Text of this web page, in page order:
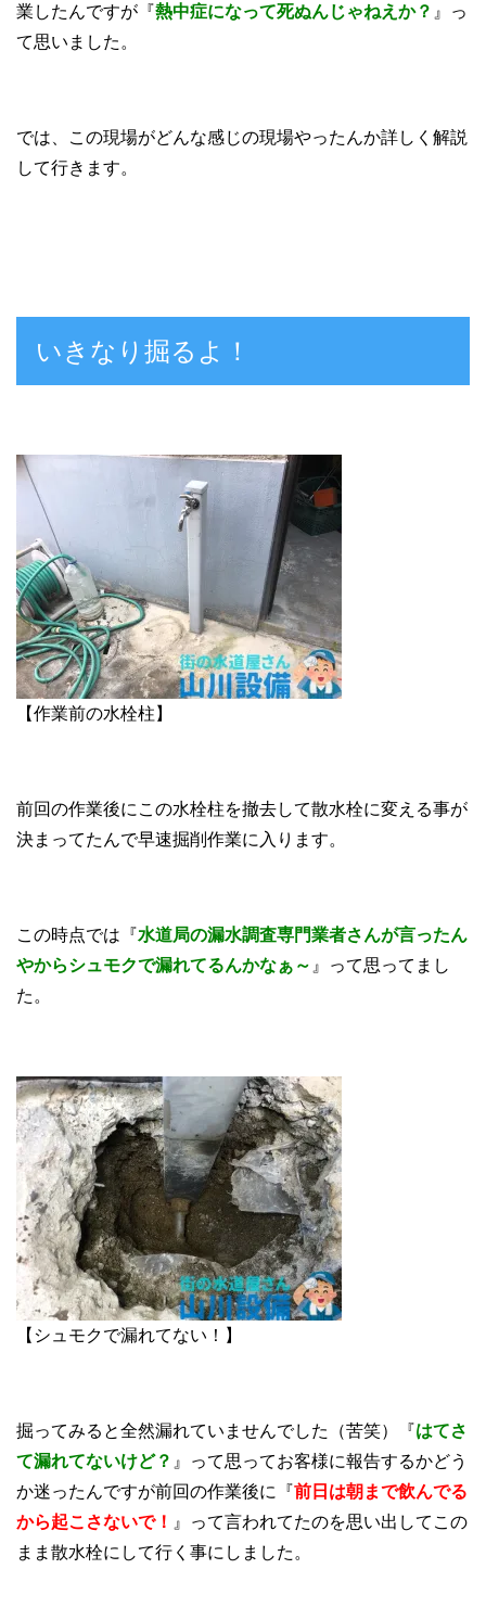
業したんですが『熱中症になって死ぬんじゃねえか？ 』っ
て思いました。
では、この現場がどんな感じの現場やったんか詳しく解説
して行きます。
いきなり掘るよ！
【作業前の水栓柱】
前回の作業後にこの水栓柱を撤去して散水栓に変える事が
決まってたんで早速掘削作業に入ります。
この時点では『水道局の漏水調査専門業者さんが言ったん
やからシュモクで漏れてるんかなぁ～ 』って思ってまし
た。
【シュモクで漏れてない！】
掘ってみると全然漏れていませんでした（苦笑）『はてさ
て漏れてないけど？ 』って思ってお客様に報告するかどう
か迷ったんですが前回の作業後に『前日は朝まで飲んでる
から起こさないで！ 』って言われてたのを思い出してこの
まま散水栓にして行く事にしました。